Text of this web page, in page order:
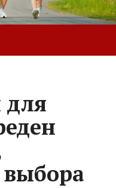
для
выбора